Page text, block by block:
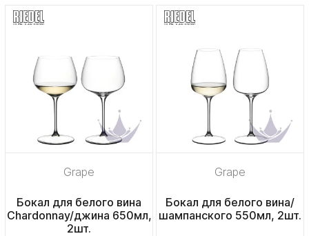
Grape
Бокал для белого вина
Chardonnay/джина 650мл,
2шт.
Grape
Бокал для белого вина/
шампанского 550мл, 2шт.